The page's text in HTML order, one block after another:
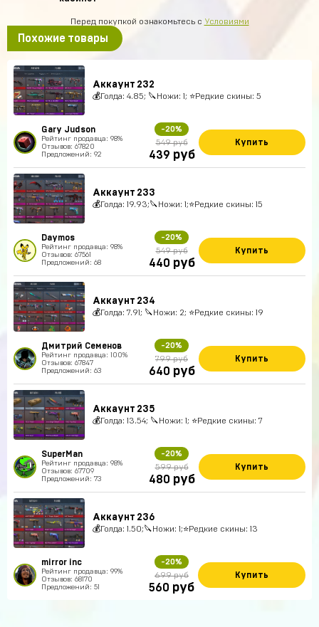
Перед покупкой ознакомьтесь с Условиями
Похожие товары
Аккаунт 232
💰Голда: 4.85; 🔪Ножи: 1; ⭐️Редкие скины: 5
Gary Judson
Рейтинг продавца: 98%
Отзывов: 67820
Предложений: 92
-20%
549 руб
439 руб
Купить
Аккаунт 233
💰Голда: 19.93;🔪Ножи: 1;⭐️Редкие скины: 15
Daymos
Рейтинг продавца: 98%
Отзывов: 67561
Предложений: 68
-20%
549 руб
440 руб
Купить
Аккаунт 234
💰Голда: 7.91; 🔪Ножи: 2; ⭐️Редкие скины: 19
Дмитрий Семенов
Рейтинг продавца: 100%
Отзывов: 67847
Предложений: 63
-20%
799 руб
640 руб
Купить
Аккаунт 235
💰Голда: 13.54; 🔪Ножи: 1; ⭐️Редкие скины: 7
SuperMan
Рейтинг продавца: 98%
Отзывов: 67709
Предложений: 73
-20%
599 руб
480 руб
Купить
Аккаунт 236
💰Голда: 1.50;🔪Ножи: 1;⭐️Редкие скины: 13
mirror inc
Рейтинг продавца: 99%
Отзывов: 68170
Предложений: 51
-20%
699 руб
560 руб
Купить